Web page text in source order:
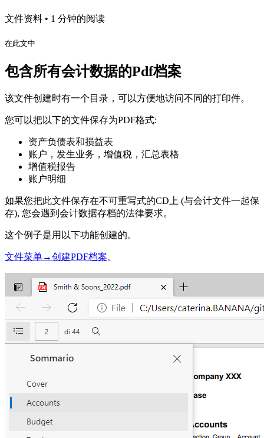
文件资料 • 1 分钟的阅读
在此文中
包含所有会计数据的Pdf档案
该文件创建时有一个目录，可以方便地访问不同的打印件。
您可以把以下的文件保存为PDF格式:
资产负债表和损益表
账户，发生业务，增值税，汇总表格
增值税报告
账户明细
如果您把此文件保存在不可重写式的CD上 (与会计文件一起保
存), 您会遇到会计数据存档的法律要求。
这个例子是用以下功能创建的。
文件菜单→创建PDF档案。